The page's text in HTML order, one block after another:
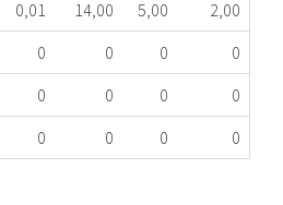
0,01 14,00 5,00
2,00
0 0 0
0
0 0 0
0
0 0 0 0